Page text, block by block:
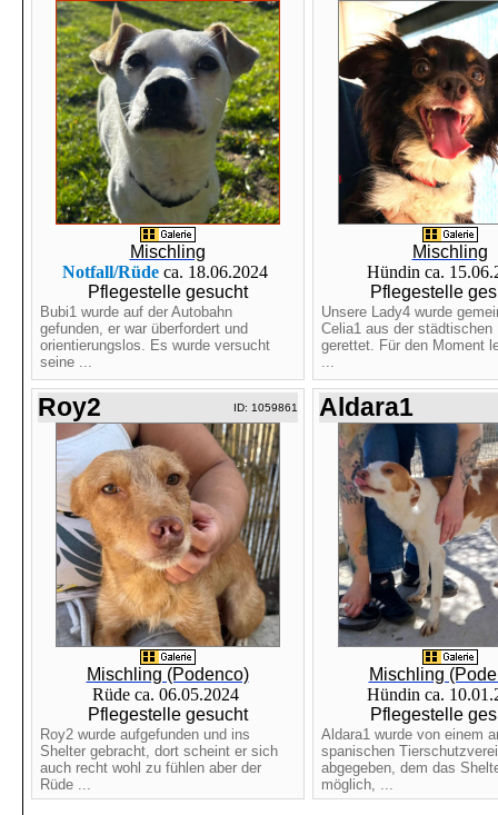
Mischling
Notfall/Rüde ca. 18.06.2024
Pflegestelle gesucht
Bubi1 wurde auf der Autobahn
gefunden, er war überfordert und
orientierungslos. Es wurde versucht
seine ...
Mischling
Hündin ca.
Pflegestelle
Unsere Lady4 wurde
Celia1 aus der städtischen
gerettet. Für den Moment
...
Roy2 ID: 1059861
Mischling (Podenco)
Rüde ca. 06.05.2024
Pflegestelle gesucht
Roy2 wurde aufgefunden und ins
Shelter gebracht, dort scheint er sich
auch recht wohl zu fühlen aber der
Rüde ...
Aldara1
Mischling
Hündin ca.
Pflegestelle
Aldara1 wurde von einem
spanischen
abgegeben, dem das
möglich, ...